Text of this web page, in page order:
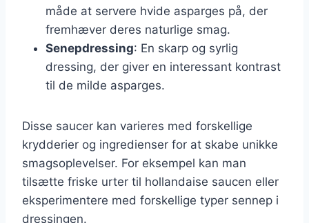
måde at servere hvide asparges på, der
fremhæver deres naturlige smag.
Senepdressing: En skarp og syrlig
dressing, der giver en interessant kontrast
til de milde asparges.
Disse saucer kan varieres med forskellige
krydderier og ingredienser for at skabe unikke
smagsoplevelser. For eksempel kan man
tilsætte friske urter til hollandaise saucen eller
eksperimentere med forskellige typer sennep i
dressingen.